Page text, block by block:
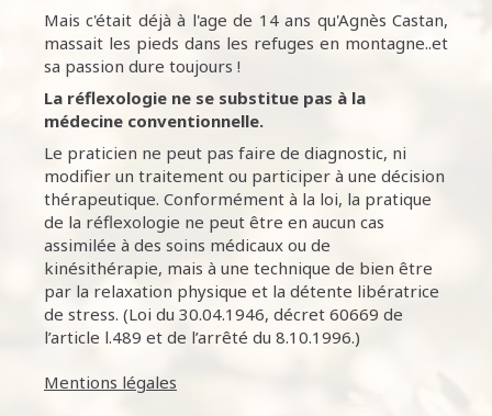
Mais c'était déjà à l'age de 14 ans qu'Agnès Castan,
massait les pieds dans les refuges en montagne..et
sa passion dure toujours !
La réflexologie ne se substitue pas à la
médecine conventionnelle.
Le praticien ne peut pas faire de diagnostic, ni
modifier un traitement ou participer à une décision
thérapeutique. Conformément à la loi, la pratique
de la réflexologie ne peut être en aucun cas
assimilée à des soins médicaux ou de
kinésithérapie, mais à une technique de bien être
par la relaxation physique et la détente libératrice
de stress. (Loi du 30.04.1946, décret 60669 de
l’article l.489 et de l’arrêté du 8.10.1996.)
Mentions légales